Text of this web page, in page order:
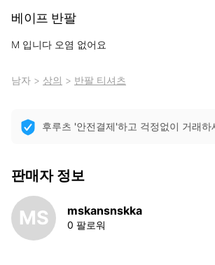
베이프 반팔
M 입니다 오염 없어요
남자 > 상의 > 반팔 티셔츠
후루츠 '안전결제'하고 걱정없이 거래하
판매자 정보
MS mskansnskka
0 팔로워